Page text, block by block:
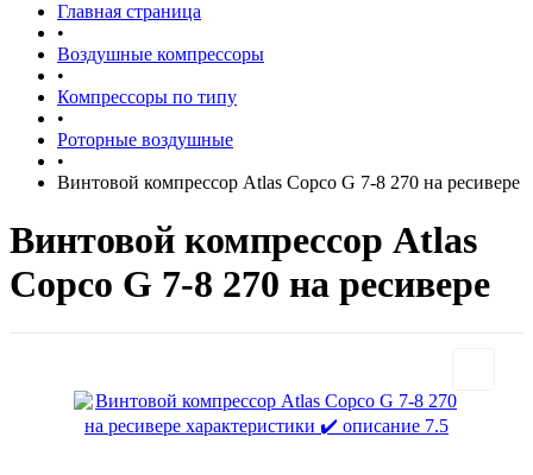
Главная страница
•
Воздушные компрессоры
•
Компрессоры по типу
•
Роторные воздушные
•
Винтовой компрессор Atlas Copco G 7-8 270 на ресивере
Винтовой компрессор Atlas
Copco G 7-8 270 на ресивере